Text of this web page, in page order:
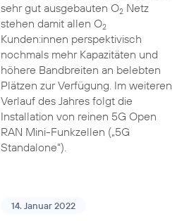
sehr gut ausgebauten O2Netz
stehen damit allen O2
Kunden:innen perspektivisch
nochmals mehr Kapazitäten und
höhere Bandbreiten an belebten
Plätzen zur Verfügung. Im weiteren
Verlauf des Jahres folgt die
Installation von reinen 5G Open
RAN Mini-Funkzellen („5G
Standalone“).
14. Januar 2022